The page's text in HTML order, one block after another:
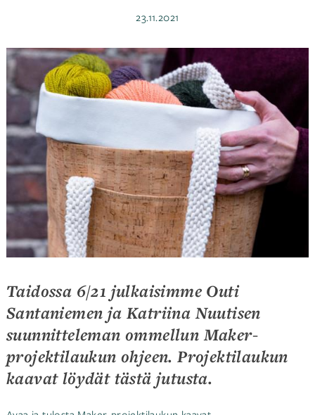
Julkaistu
23.11.2021
Taidossa 6/21 julkaisimme Outi
Santaniemen ja Katriina Nuutisen
suunnitteleman ommellun Maker-
projektilaukun ohjeen. Projektilaukun
kaavat löydät tästä jutusta.